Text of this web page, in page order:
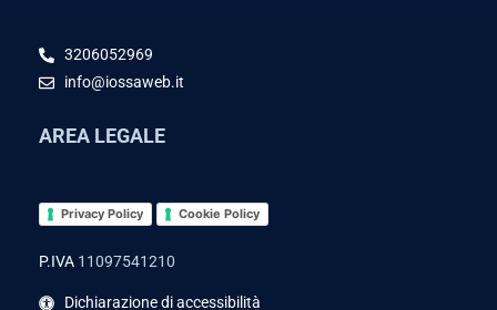
3206052969
info@iossaweb.it
AREA LEGALE
Privacy Policy Cookie Policy
P.IVA 11097541210
Dichiarazione di accessibilità